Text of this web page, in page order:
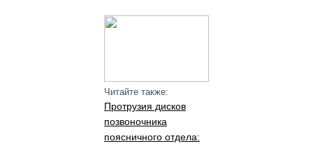
Читайте также:
Протрузия дисков
позвоночника
поясничного отдела: